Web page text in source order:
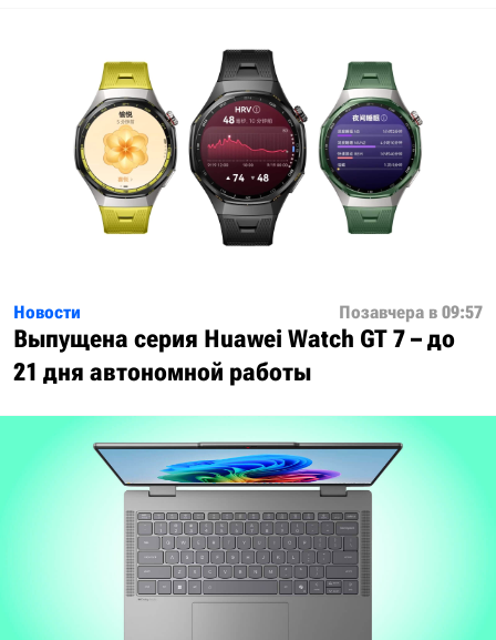
Новости Позавчера в 09:57
Выпущена серия Huawei Watch GT 7 – до
21 дня автономной работы